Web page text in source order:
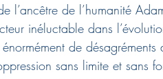
l’ancêtre de l’humanité
inéluctable dans
de
sans limite et sans